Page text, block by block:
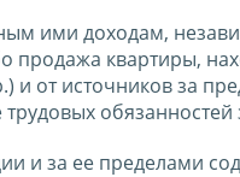
ими доходам,
продажа квартиры,
и от источников за
и за ее пределами